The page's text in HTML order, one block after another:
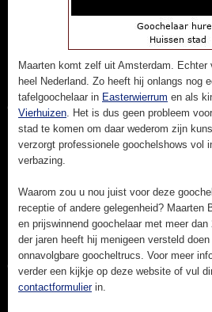
Maarten komt zelf uit Amsterdam. Echter
heel Nederland. Zo heeft hij onlangs nog
tafelgoochelaar in Easterwierrum en als
Vierhuizen. Het is dus geen probleem
stad te komen om daar wederom zijn
verzorgt professionele goochelshows vol
verbazing.
Waarom zou u nou juist voor deze
receptie of andere gelegenheid? Maarten
en prijswinnend goochelaar met meer
der jaren heeft hij menigeen versteld
onnavolgbare goocheltrucs. Voor meer
verder een kijkje op deze website of vul
contactformulierin.